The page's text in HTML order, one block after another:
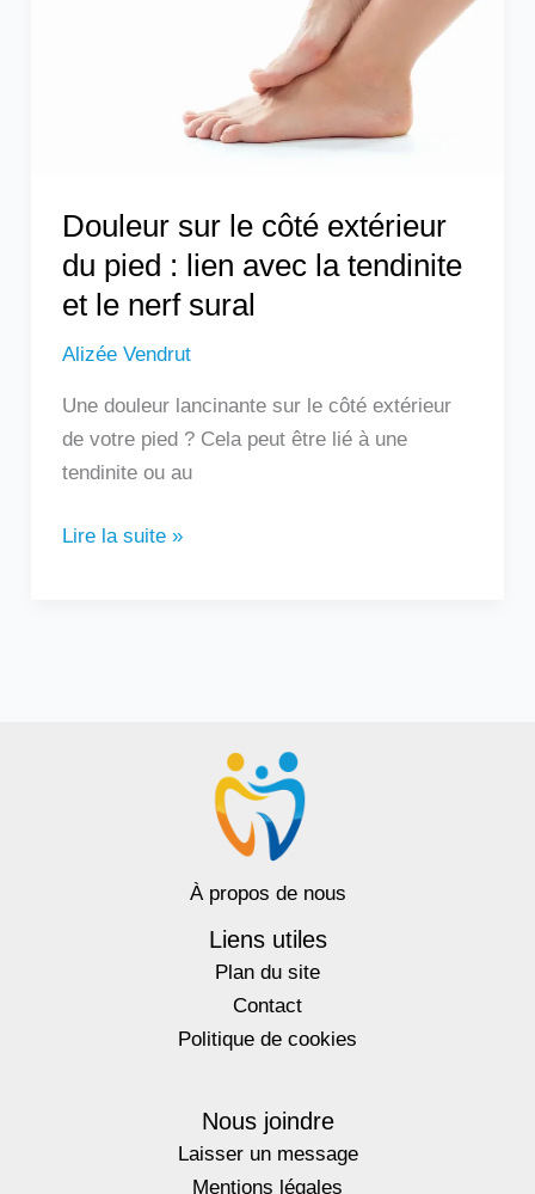
Douleur sur le côté extérieur
du pied : lien avec la tendinite
et le nerf sural
Alizée Vendrut
Une douleur lancinante sur le côté extérieur
de votre pied ? Cela peut être lié à une
tendinite ou au
la
tendinite
et
le
nerf
Lire la suite »
À propos de nous
Liens utiles
Plan du site
Contact
Politique de cookies
Nous joindre
Laisser un message
Mentions légales